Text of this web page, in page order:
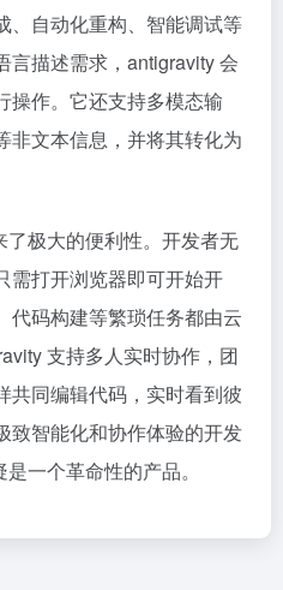
、自动化重构、智能调试等
言描述需求，antigravity 会
操作。它还支持多模态输
非文本信息，并将其转化为
极大的便利性。开发者无
需打开浏览器即可开始开
代码构建等繁琐任务都由云
支持多人实时协作，团
共同编辑代码，实时看到彼
致智能化和协作体验的开发
一个革命性的产品。